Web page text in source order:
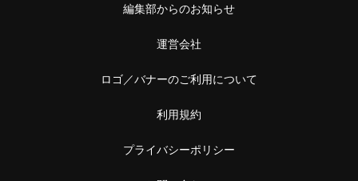
編集部からのお知らせ
運営会社
ロゴ／バナーのご利用について
利用規約
プライバシーポリシー